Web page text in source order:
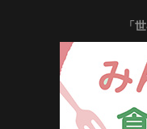
「